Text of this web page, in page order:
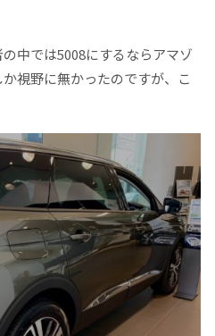
中では5008にするならアマゾ
視野に無かったのですが、こ